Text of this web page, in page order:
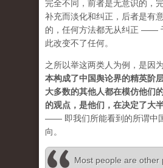
完全不同，前者是无意识的，
补充而淡化和纠正，后者是有
的，任何方法都无从纠正 ——
此改变不了任何。
之所以举这两类人为例，是因为
本构成了中国舆论界的精英阶
大多数的其他人都在模仿他们
的观点，是他们，在决定了大
—— 即我们所能看到的所谓中
向。
Most people are other